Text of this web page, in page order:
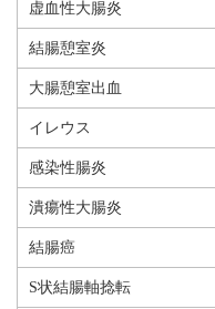
虚血性大腸炎
結腸憩室炎
大腸憩室出血
イレウス
感染性腸炎
潰瘍性大腸炎
結腸癌
S状結腸軸捻転